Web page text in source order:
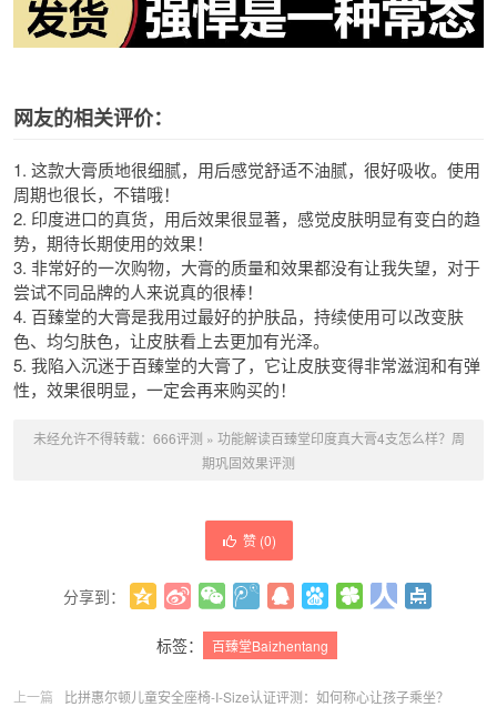
网友的相关评价：
1. 这款大膏质地很细腻，用后感觉舒适不油腻，很好吸收。使用
周期也很长，不错哦！
2. 印度进口的真货，用后效果很显著，感觉皮肤明显有变白的趋
势，期待长期使用的效果！
3. 非常好的一次购物，大膏的质量和效果都没有让我失望，对于
尝试不同品牌的人来说真的很棒！
4. 百臻堂的大膏是我用过最好的护肤品，持续使用可以改变肤
色、均匀肤色，让皮肤看上去更加有光泽。
5. 我陷入沉迷于百臻堂的大膏了，它让皮肤变得非常滋润和有弹
性，效果很明显，一定会再来购买的！
未经允许不得转载： 666评测 » 功能解读百臻堂印度真大膏4支怎么样？周
期巩固效果评测
赞 (0)
分享到：
标签：
百臻堂Baizhentang
上一篇
比拼惠尔顿儿童安全座椅-I-Size认证评测：如何称心让孩子乘坐？